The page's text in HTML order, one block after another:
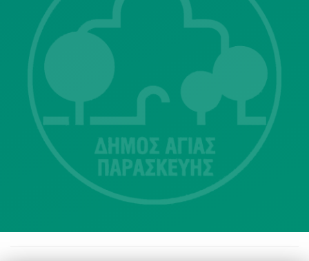
Λ. Μεσογείων 415-417 Τ.Κ.15343
Αγία Παρασκευή
213 2004500
dimos@agiaparaskevi.gr